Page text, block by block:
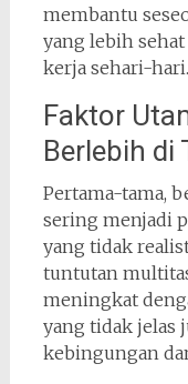
membantu
yang lebih
kerja sehari-hari.
Faktor
Berlebih di
Pertama-tama,
sering menjadi
yang tidak
tuntutan
meningkat
yang tidak jelas
kebingungan